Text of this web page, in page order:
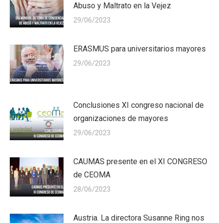
Abuso y Maltrato en la Vejez
29/06/2023
ERASMUS para universitarios mayores
29/06/2023
Conclusiones XI congreso nacional de
organizaciones de mayores
29/06/2023
CAUMAS presente en el XI CONGRESO
de CEOMA
28/06/2023
Austria. La directora Susanne Ring nos